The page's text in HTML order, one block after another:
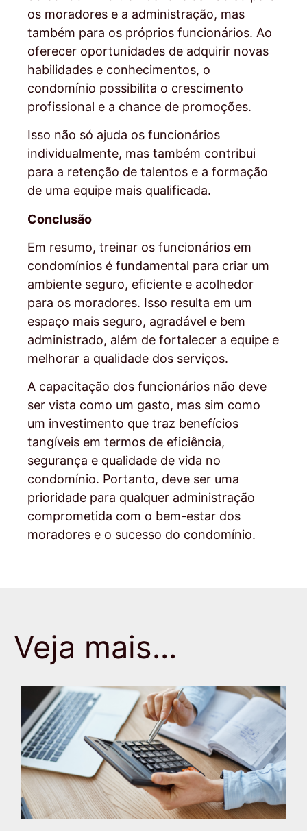
os moradores e a administração, mas
também para os próprios funcionários. Ao
oferecer oportunidades de adquirir novas
habilidades e conhecimentos, o
condomínio possibilita o crescimento
profissional e a chance de promoções.
Isso não só ajuda os funcionários
individualmente, mas também contribui
para a retenção de talentos e a formação
de uma equipe mais qualificada.
Conclusão
Em resumo, treinar os funcionários em
condomínios é fundamental para criar um
ambiente seguro, eficiente e acolhedor
para os moradores. Isso resulta em um
espaço mais seguro, agradável e bem
administrado, além de fortalecer a equipe e
melhorar a qualidade dos serviços.
A capacitação dos funcionários não deve
ser vista como um gasto, mas sim como
um investimento que traz benefícios
tangíveis em termos de eficiência,
segurança e qualidade de vida no
condomínio. Portanto, deve ser uma
prioridade para qualquer administração
comprometida com o bem-estar dos
moradores e o sucesso do condomínio.
Veja mais...